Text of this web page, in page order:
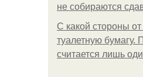
не собираются
С какой стороны
туалетную бумагу.
считается лишь